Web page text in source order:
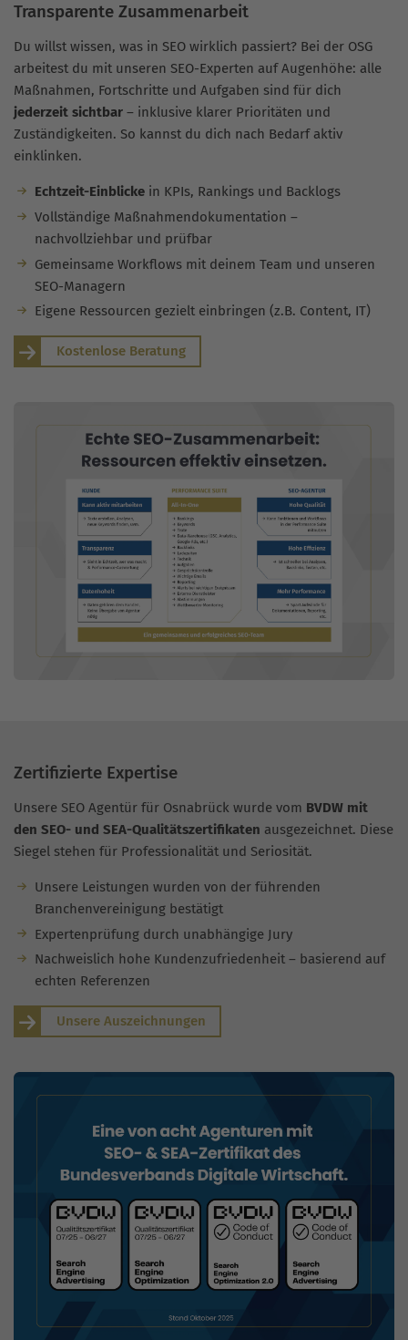
Transparente Zusammenarbeit
Du willst wissen, was in SEO wirklich passiert? Bei der OSG
arbeitest du mit unseren SEO-Experten auf Augenhöhe: alle
Maßnahmen, Fortschritte und Aufgaben sind für dich
jederzeit sichtbar – inklusive klarer Prioritäten und
Zuständigkeiten. So kannst du dich nach Bedarf aktiv
einklinken.
Echtzeit-Einblickein KPIs, Rankings und Backlogs
Vollständige Maßnahmendokumentation –
nachvollziehbar und prüfbar
Gemeinsame Workflows mit deinem Team und unseren
SEO-Managern
Eigene Ressourcen gezielt einbringen (z.B. Content, IT)
Kostenlose Beratung
Zertifizierte Expertise
Unsere SEO Agentür für Osnabrück wurde vom BVDW mit
den SEO- und SEA-Qualitätszertifikaten ausgezeichnet. Diese
Siegel stehen für Professionalität und Seriosität.
Unsere Leistungen wurden von der führenden
Branchenvereinigung bestätigt
Expertenprüfung durch unabhängige Jury
Nachweislich hohe Kundenzufriedenheit – basierend auf
echten Referenzen
Unsere Auszeichnungen